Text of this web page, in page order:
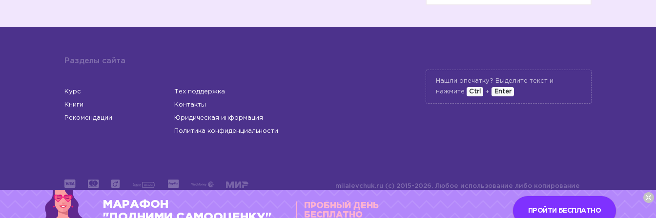
Разделы сайта
Курс
Книги
Рекомендации
Тех поддержка
Контакты
Юридическая информация
Политика конфиденциальности
Нашли опечатку? Выделите текст и
нажмите
Ctrl + Enter
ИП Левчук Людмила Николаевна
milalevchuk.ru (c) 2015-2026. Любое использование либо копирование
материалов или подборки материалов сайта, элементов дизайна и
оформления допускается лишь с разрешения правообладателя и
МАРАФОН
ПРОБНЫЙ ДЕНЬ
БЕСПЛАТНО
ПРОЙТИ БЕСПЛАТНО